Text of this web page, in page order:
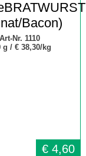
Bacon)
Art-Nr. 1110
g /€ 38,30/kg
€ 4,60